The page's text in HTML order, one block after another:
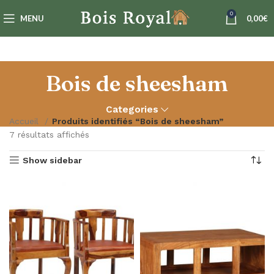
MENU 0 0,00€
Bois de sheesham
Categories
Accueil
Produits identifiés “Bois de sheesham”
7 résultats affichés
Show sidebar